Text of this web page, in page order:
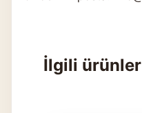
İlgili ürünler